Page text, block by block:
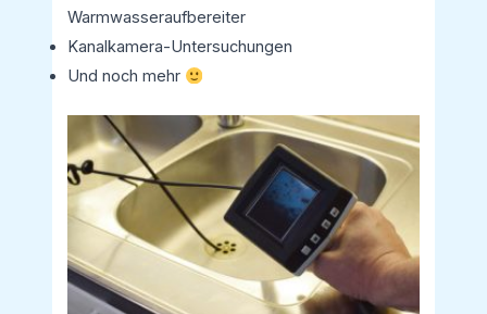
Warmwasseraufbereiter
Kanalkamera-Untersuchungen
Und noch mehr